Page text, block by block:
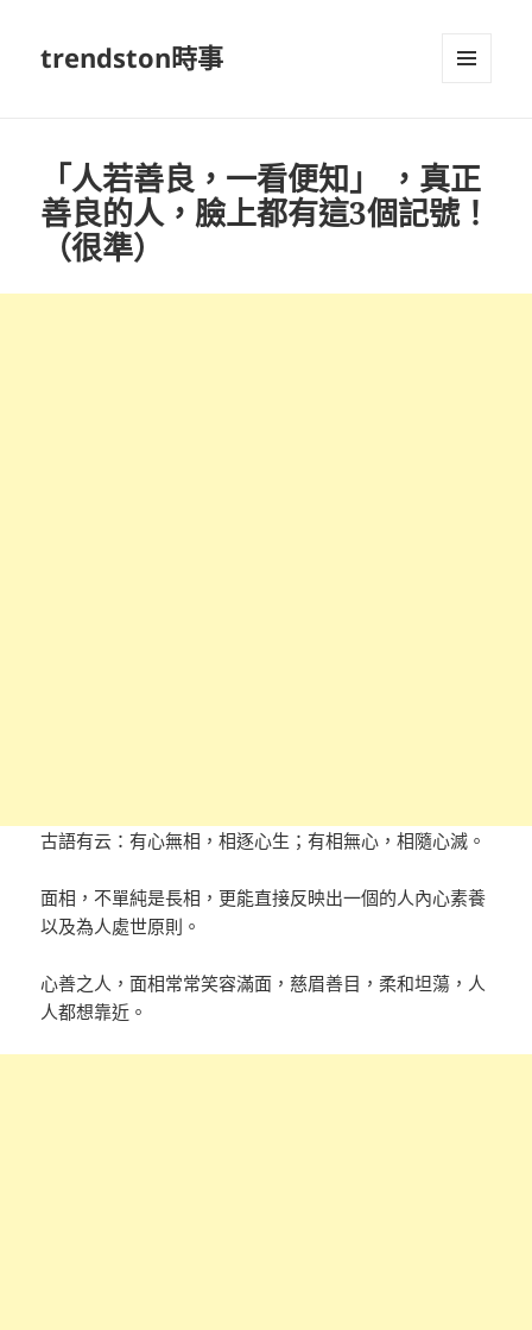
trendston時事
「人若善良，一看便知」 ，真正
善良的人，臉上都有這3個記號！
（很準）
古語有云：有心無相，相逐心生；有相無心，相隨心滅。
面相，不單純是長相，更能直接反映出一個的人內心素養
以及為人處世原則。
心善之人，面相常常笑容滿面，慈眉善目，柔和坦蕩，人
人都想靠近。